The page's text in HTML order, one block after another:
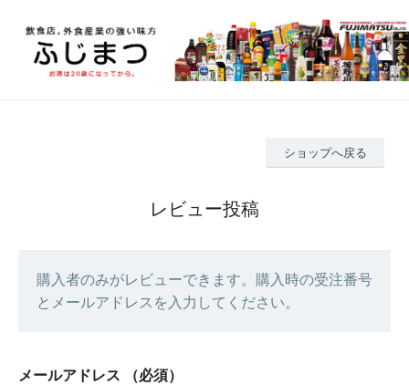
ショップへ戻る
レビュー投稿
購入者のみがレビューできます。購入時の受注番号
とメールアドレスを入力してください。
メールアドレス （必須）